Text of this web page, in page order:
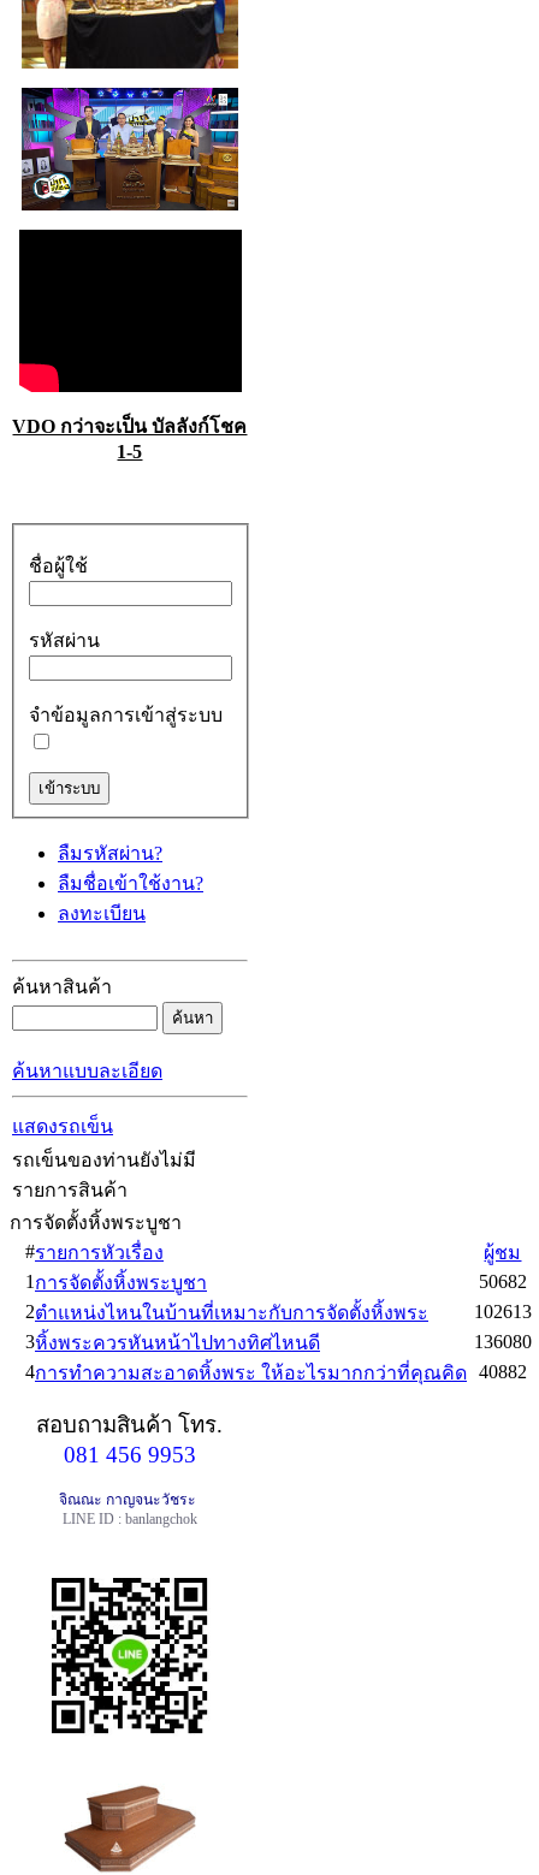
VDO กว่าจะเป็น บัลลังก์โชค
1-5
ชื่อผู้ใช้
รหัสผ่าน
จำข้อมูลการเข้าสู่ระบบ
ลืมรหัสผ่าน?
ลืมชื่อเข้าใช้งาน?
ลงทะเบียน
ค้นหาสินค้า
ค้นหาแบบละเอียด
แสดงรถเข็น
รถเข็นของท่านยังไม่มี
รายการสินค้า
การจัดตั้งหิ้งพระบูชา
#รายการหัวเรื่อง
ผู้ชม
1 การจัดตั้งหิ้งพระบูชา
50682
2ตำแหน่งไหนในบ้านที่เหมาะกับการจัดตั้งหิ้งพระ
102613
3หิ้งพระควรหันหน้าไปทางทิศไหนดี
136080
4การทำความสะอาดหิ้งพระ ให้อะไรมากกว่าที่คุณคิด 40882
สอบถามสินค้าโทร.
081 456 9953
จิณณะ กาญจนะวัชระ
LINE ID : banlangchok